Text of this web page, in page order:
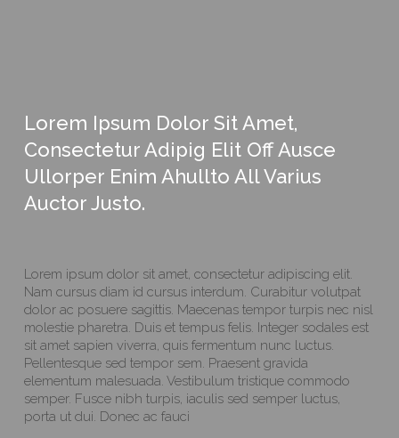
Lorem Ipsum Dolor Sit Amet,
Consectetur Adipig Elit Off Ausce
Ullorper Enim Ahullto All Varius
Auctor Justo.
Lorem ipsum dolor sit amet, consectetur adipiscing elit.
Nam cursus diam id cursus interdum. Curabitur volutpat
dolor ac posuere sagittis. Maecenas tempor turpis nec nisl
molestie pharetra. Duis et tempus felis. Integer sodales est
sit amet sapien viverra, quis fermentum nunc luctus.
Pellentesque sed tempor sem. Praesent gravida
elementum malesuada. Vestibulum tristique commodo
semper. Fusce nibh turpis, iaculis sed semper luctus,
porta ut dui. Donec ac fauci